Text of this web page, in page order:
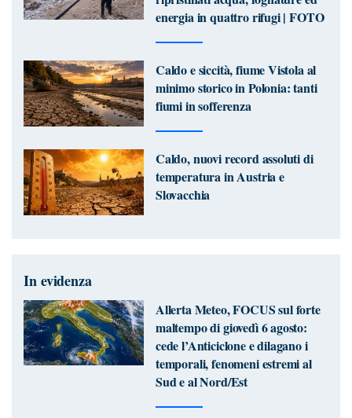
energia in quattro rifugi | FOTO
Caldo e siccità, fiume Vistola al
minimo storico in Polonia: tanti
fiumi in sofferenza
Caldo, nuovi record assoluti di
temperatura in Austria e
Slovacchia
In evidenza
Allerta Meteo, FOCUS sul forte
maltempo di giovedì 6 agosto:
cede l’Anticiclone e dilagano i
temporali, fenomeni estremi al
Sud e al Nord/Est